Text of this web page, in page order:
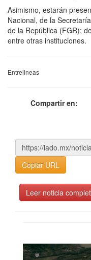
Asimismo, estarán
Nacional, de la
de la República (FGR);
entre otras instituciones.
Entrelineas
Compartir en:
Copiar URL
Leer noticia